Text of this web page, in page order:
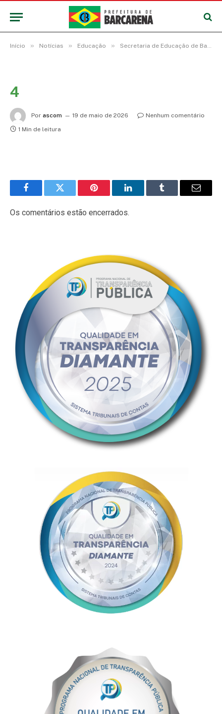
Início » Notícias » Educação » Secretaria de Educação de Barcarena promove encontro formativo para vigilantes sobre bullying e conflitos na escola
4
Por ascom 19 de maio de 2026
Nenhum comentário
1 Min de leitura
FacebookTwitter Pinterest LinkedInTumblr
E-
Os comentários estão encerrados.